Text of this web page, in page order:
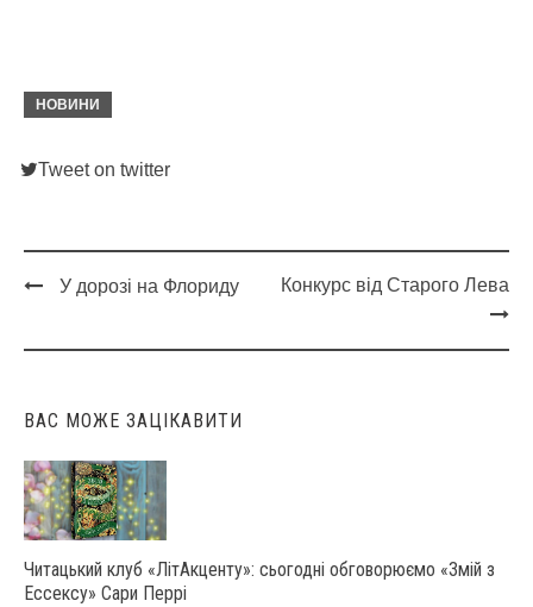
НОВИНИ
Tweet on twitter
navigation
У дорозі на Флориду Конкурс від Старого Лева
ВАС МОЖЕ ЗАЦІКАВИТИ
Читацький клуб «ЛітАкценту»: сьогодні обговорюємо «Змій з
Ессексу» Сари Перрі